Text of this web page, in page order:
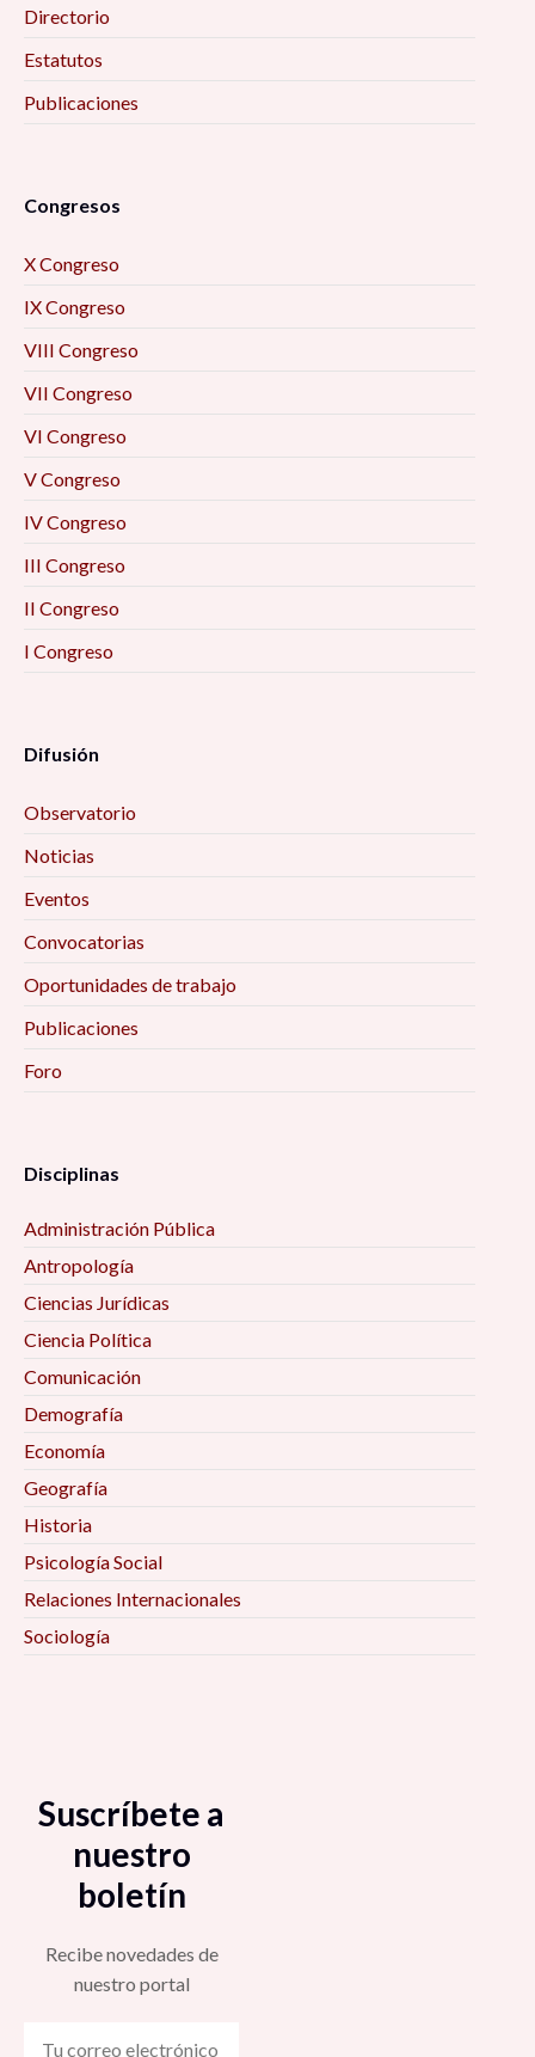
Directorio
Estatutos
Publicaciones
Congresos
X Congreso
IX Congreso
VIII Congreso
VII Congreso
VI Congreso
V Congreso
IV Congreso
III Congreso
II Congreso
I Congreso
Difusión
Observatorio
Noticias
Eventos
Convocatorias
Oportunidades de trabajo
Publicaciones
Foro
Disciplinas
Administración Pública
Antropología
Ciencias Jurídicas
Ciencia Política
Comunicación
Demografía
Economía
Geografía
Historia
Psicología Social
Relaciones Internacionales
Sociología
Suscríbete a
nuestro
boletín
Recibe novedades de
nuestro portal